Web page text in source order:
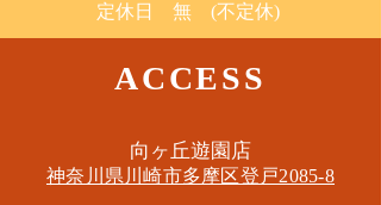
定休日 無 (不定休)
ACCESS
​向ヶ丘遊園店
神奈川県川崎市多摩区​登戸2085-8